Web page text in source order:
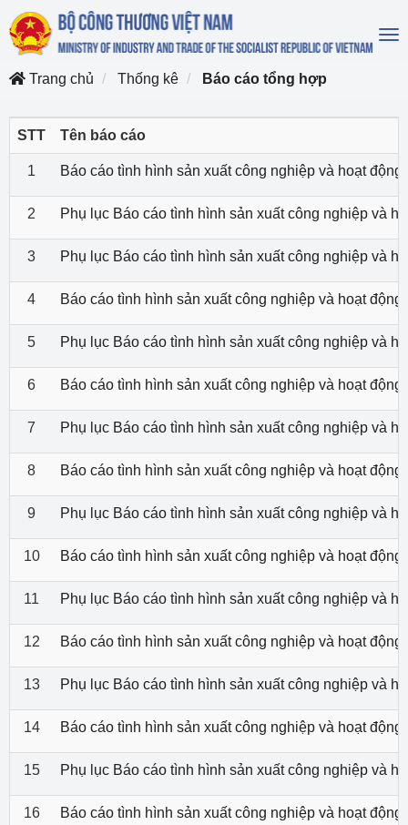
Trang chủ
Thống kê Báo cáo tổng hợp
STT Tên báo cáo
1 Báo cáo tình hình sản xuất công nghiệp và hoạt
2 Phụ lục Báo cáo tình hình sản xuất công nghiệp và
3 Phụ lục Báo cáo tình hình sản xuất công nghiệp và
4 Báo cáo tình hình sản xuất công nghiệp và hoạt
5 Phụ lục Báo cáo tình hình sản xuất công nghiệp và
6 Báo cáo tình hình sản xuất công nghiệp và hoạt
7 Phụ lục Báo cáo tình hình sản xuất công nghiệp và
8 Báo cáo tình hình sản xuất công nghiệp và hoạt
9 Phụ lục Báo cáo tình hình sản xuất công nghiệp và
10 Báo cáo tình hình sản xuất công nghiệp và hoạt
11 Phụ lục Báo cáo tình hình sản xuất công nghiệp và
12 Báo cáo tình hình sản xuất công nghiệp và hoạt
13 Phụ lục Báo cáo tình hình sản xuất công nghiệp và
14 Báo cáo tình hình sản xuất công nghiệp và hoạt
15 Phụ lục Báo cáo tình hình sản xuất công nghiệp và
16 Báo cáo tình hình sản xuất công nghiệp và hoạt